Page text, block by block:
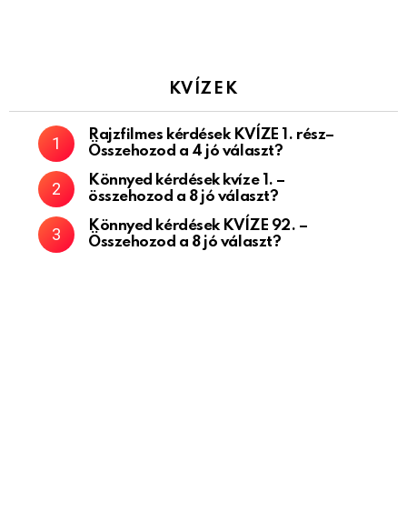
KVÍZEK
Rajzfilmes kérdések KVÍZE 1. rész–
Összehozod a 4 jó választ?
Könnyed kérdések kvíze 1. –
összehozod a 8 jó választ?
Könnyed kérdések KVÍZE 92. –
Összehozod a 8 jó választ?